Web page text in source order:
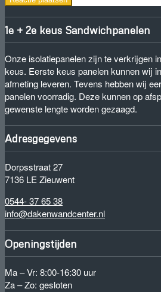
1e + 2e keus Sandwichpanelen
Onze isolatiepanelen zijn te verkrijgen
keus. Eerste keus panelen kunnen wij
afmeting leveren. Tevens hebben wij
panelen voorradig. Deze kunnen op
gewenste lengte worden gezaagd.
Adresgegevens
Dorpsstraat 27
7136 LE Zieuwent
0544- 37 65 38
info@dakenwandcenter.nl
Openingstijden
Ma – Vr: 8:00-16:30 uur
Za – Zo: gesloten